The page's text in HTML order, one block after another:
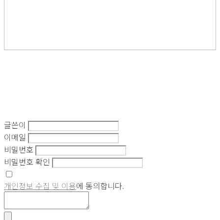
글쓴이
이메일
비밀번호
비밀번호 확인
개인정보 수집 및 이용에 동의합니다.